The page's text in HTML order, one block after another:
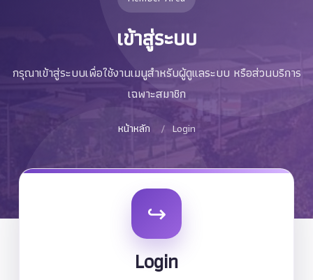
เข้าสู่ระบบ
กรุณาเข้าสู่ระบบเพื่อใช้งานเมนูสำหรับผู้ดูแลระบบ หรือส่วนบริการ
เฉพาะสมาชิก
หน้าหลัก Login
↪
Login